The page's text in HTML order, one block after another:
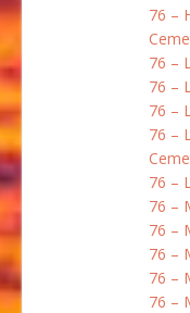
76 –
76 –
76 –
76 –
76 –
76 –
76 –
76 –
76 –
76 –
76 –